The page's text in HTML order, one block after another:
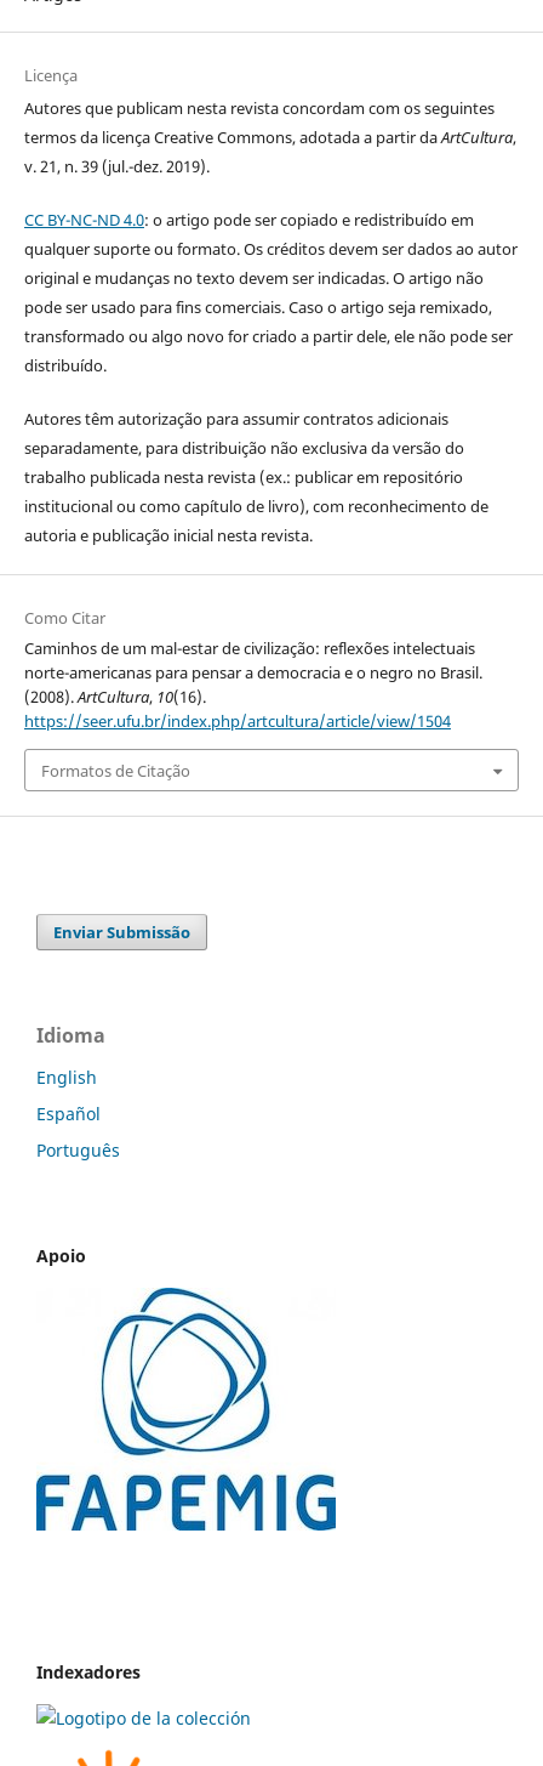
Licença
Autores que publicam nesta revista concordam com os seguintes
termos da licença Creative Commons, adotada a partir daArtCultura,
v. 21, n. 39 (jul.-dez. 2019).
CC BY-NC-ND 4.0: o artigo pode ser copiado e redistribuído em
qualquer suporte ou formato. Os créditos devem ser dados ao autor
original e mudanças no texto devem ser indicadas. O artigo não
pode ser usado para fins comerciais. Caso o artigo seja remixado,
transformado ou algo novo for criado a partir dele, ele não pode ser
distribuído.
Autores têm autorização para assumir contratos adicionais
separadamente, para distribuição não exclusiva da versão do
trabalho publicada nesta revista (ex.: publicar em repositório
institucional ou como capítulo de livro), com reconhecimento de
autoria e publicação inicial nesta revista.
Como Citar
Caminhos de um mal-estar de civilização: reflexões intelectuais
norte-americanas para pensar a democracia e o negro no Brasil.
(2008).ArtCultura, 10(16).
https://seer.ufu.br/index.php/artcultura/article/view/1504
Formatos de Citação
Enviar Submissão
Idioma
English
Español
Português
Apoio
Indexadores